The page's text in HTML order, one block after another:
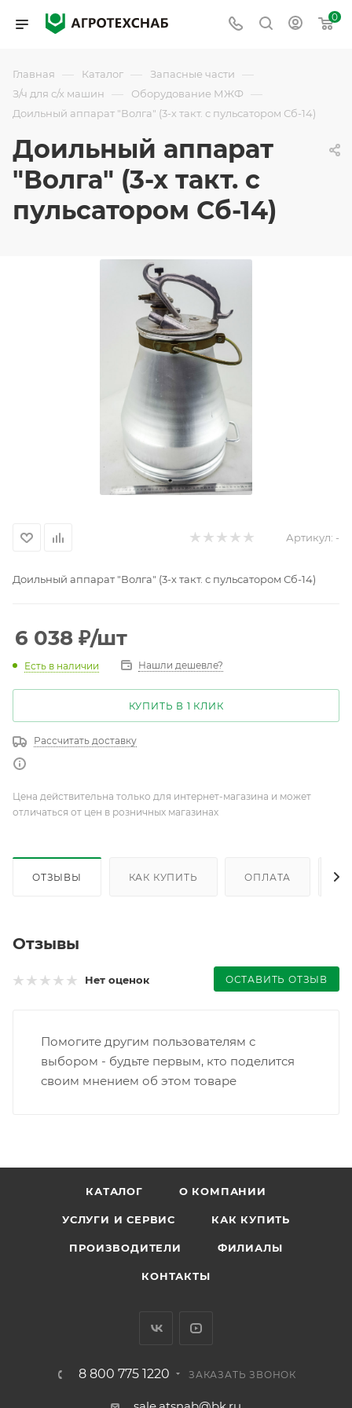
0
Главная — Каталог — Запасные части —
З/ч для с/х машин — Оборудование МЖФ —
Доильный аппарат "Волга" (3-х такт. с пульсатором Сб-14)
Доильный аппарат
"Волга" (3-х такт. с
пульсатором Сб-14)
Артикул: -
Доильный аппарат "Волга" (3-х такт. с пульсатором Сб-14)
6 038 ₽/шт
Есть в наличии Нашли дешевле?
КУПИТЬ В 1 КЛИК
Рассчитать доставку
Цена действительна только для интернет-магазина и может
отличаться от цен в розничных магазинах
ОТЗЫВЫ КАК КУПИТЬ ОПЛАТА
Отзывы
Нет оценок ОСТАВИТЬ ОТЗЫВ
Помогите другим пользователям с
выбором - будьте первым, кто поделится
своим мнением об этом товаре
КАТАЛОГ О КОМПАНИИ
УСЛУГИ И СЕРВИС КАК КУПИТЬ
ПРОИЗВОДИТЕЛИ ФИЛИАЛЫ
КОНТАКТЫ
8 800 775 1220 ЗАКАЗАТЬ ЗВОНОК